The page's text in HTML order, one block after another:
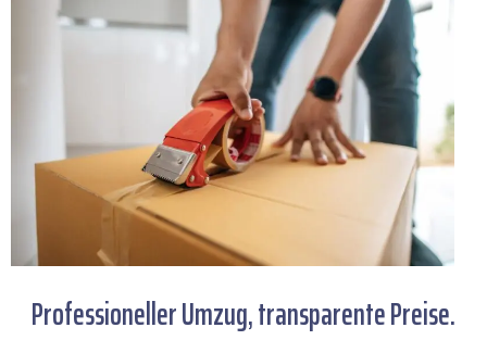
Professioneller Umzug, transparente Preise.